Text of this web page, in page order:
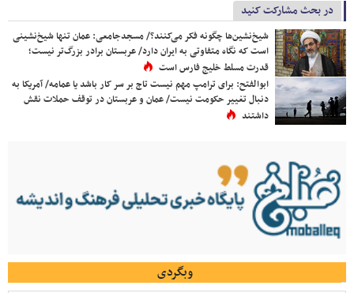
در بحث مشارکت کنید
شیخ‌نشین‌ها چگونه فکر می‌کنند؟/ مسجدجامعی: عمان تنها شیخ‌نشینی
است که نگاه متفاوتی به ایران دارد/ عربستان برادر بزرگ‌تر نیست؛
قدرت مسلط خلیج فارس است
ابوالفتح: برای ترامپ مهم نیست تاج بر سر کار باشد یا عمامه/ آمریکا به
دنبال تغییر حکومت نیست/ عمان و عربستان در توقف حملات نقش
داشتند
وبگردی